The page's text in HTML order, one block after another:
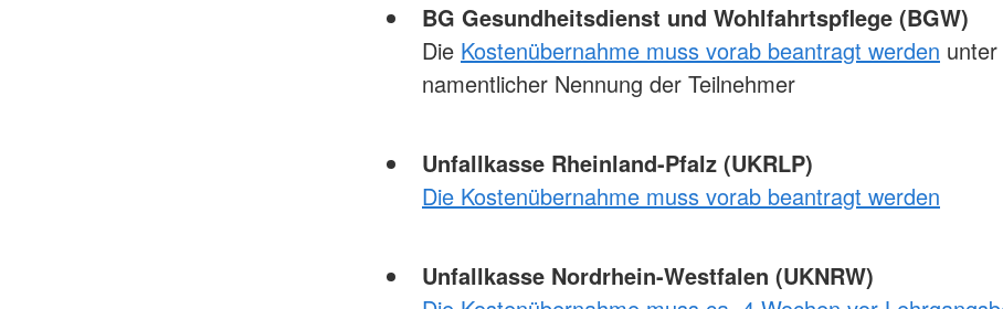
BG Gesundheitsdienst und Wohlfahrtspflege (BGW)
Die Kostenübernahme muss vorab beantragt werden unter
namentlicher Nennung der Teilnehmer
Unfallkasse Rheinland-Pfalz (UKRLP)
Die Kostenübernahme muss vorab beantragt werden
Unfallkasse Nordrhein-Westfalen (UKNRW)